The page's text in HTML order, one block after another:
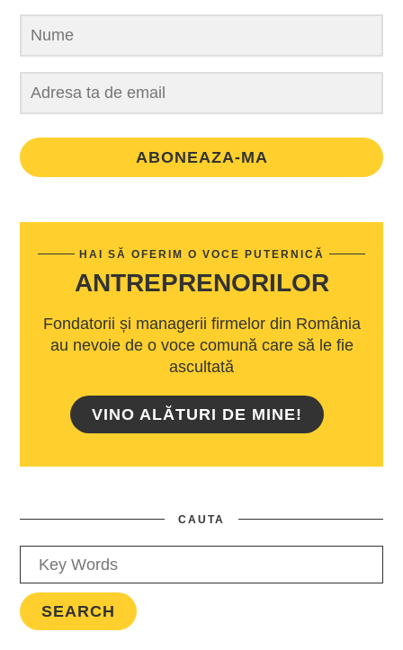
ABONEAZA-MA
HAI SĂ OFERIM O VOCE PUTERNICĂ
ANTREPRENORILOR
Fondatorii și managerii firmelor din România
au nevoie de o voce comună care să le fie
ascultată
VINO ALĂTURI DE MINE!
CAUTA